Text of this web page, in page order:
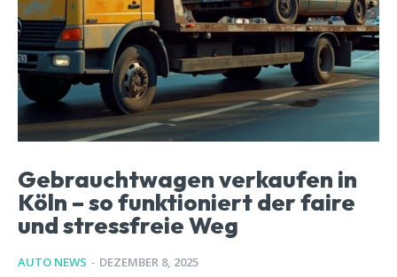
Gebrauchtwagen verkaufen in
Köln – so funktioniert der faire
und stressfreie Weg
AUTO NEWS - DEZEMBER 8, 2025